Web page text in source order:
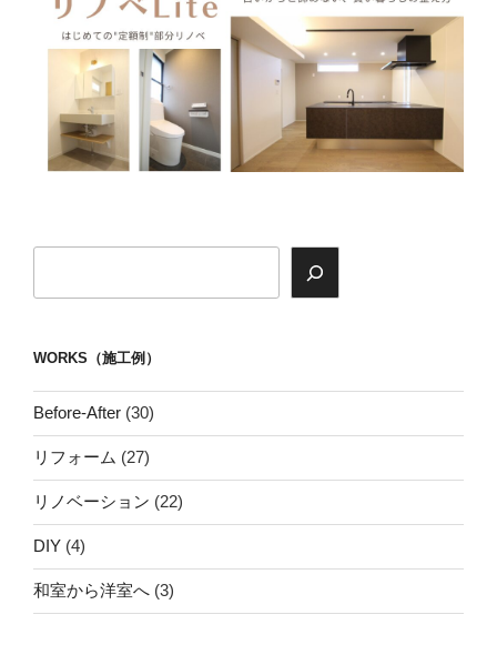
WORKS（施工例）
Before-After (30)
リフォーム (27)
リノベーション (22)
DIY (4)
和室から洋室へ (3)